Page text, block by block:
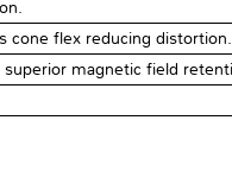
cone flex reducing distortion.
superior magnetic field